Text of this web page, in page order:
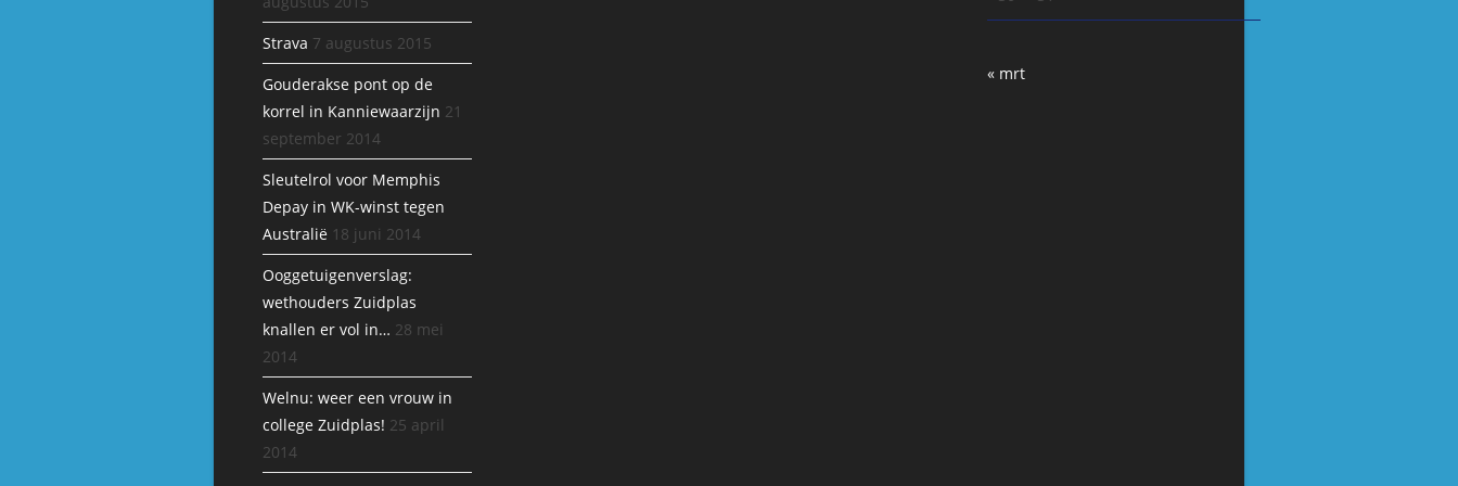
Strava 7 augustus 2015
Gouderakse pont op de
korrel in Kanniewaarzijn 21
september 2014
Sleutelrol voor Memphis
Depay in WK-winst tegen
Australië 18 juni 2014
Ooggetuigenverslag:
wethouders Zuidplas
knallen er vol in… 28 mei
2014
Welnu: weer een vrouw in
college Zuidplas! 25 april
2014
« mrt